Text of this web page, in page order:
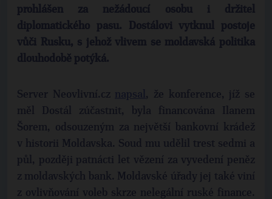
prohlášen za nežádoucí osobu i držitel
diplomatického pasu. Dostálovi vytknul postoje
vůči Rusku, s jehož vlivem se moldavská politika
dlouhodobě potýká.
Server Neovlivní.cz
, že konference, jíž se
měl Dostál zúčastnit, byla financována Ilanem
Šorem, odsouzeným za největší bankovní krádež
v historii Moldavska. Soud mu udělil trest sedmi a
půl, později patnácti let vězení za vyvedení peněz
z moldavských bank. Moldavské úřady jej také viní
z ovlivňování voleb skrze nelegální ruské finance.